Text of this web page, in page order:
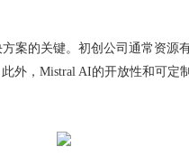
案的关键。初创公司通常资
外，Mistral AI的开放性和可